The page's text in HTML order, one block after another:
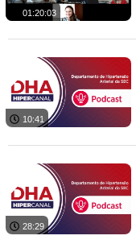
01:20:03
10:41
28:29